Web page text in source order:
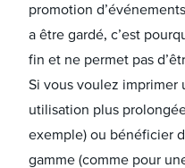
promotion
a être gardé, c’est
fin et ne permet pas
Si vous voulez
utilisation plus
exemple) ou bénéficier
gamme (comme pour